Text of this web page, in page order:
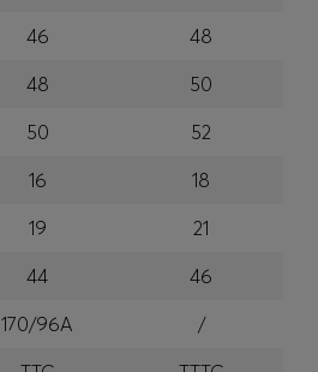
46
48
48
50
50
52
16
18
19
21
44
46
170/96A
/